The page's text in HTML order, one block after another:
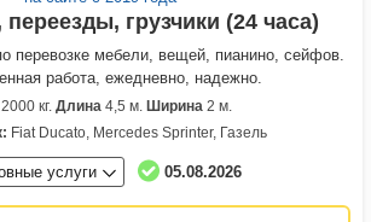
грузчики (24 часа)
перевозке мебели, вещей, пианино, сейфов.
работа, ежедневно, надежно.
кг. Длина4,5 м. Ширина2 м.
Fiat Ducato, Mercedes Sprinter, Газель
услуги 05.08.2026